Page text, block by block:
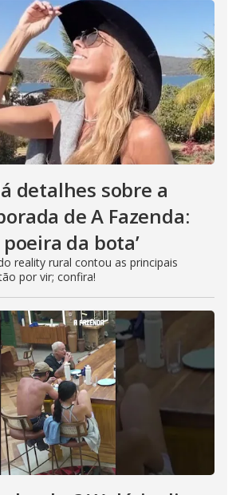
detalhes sobre a
de A Fazenda:
da bota’
reality rural contou as principais
por vir; confira!